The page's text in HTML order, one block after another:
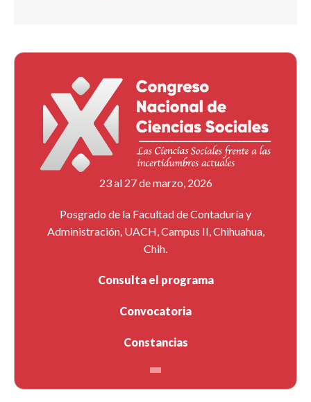
23 al 27 de marzo, 2026
Posgrado de la Facultad de Contaduría y
Administración, UACH, Campus II, Chihuahua,
Chih.
Consulta el programa
Convocatoria
Constancias